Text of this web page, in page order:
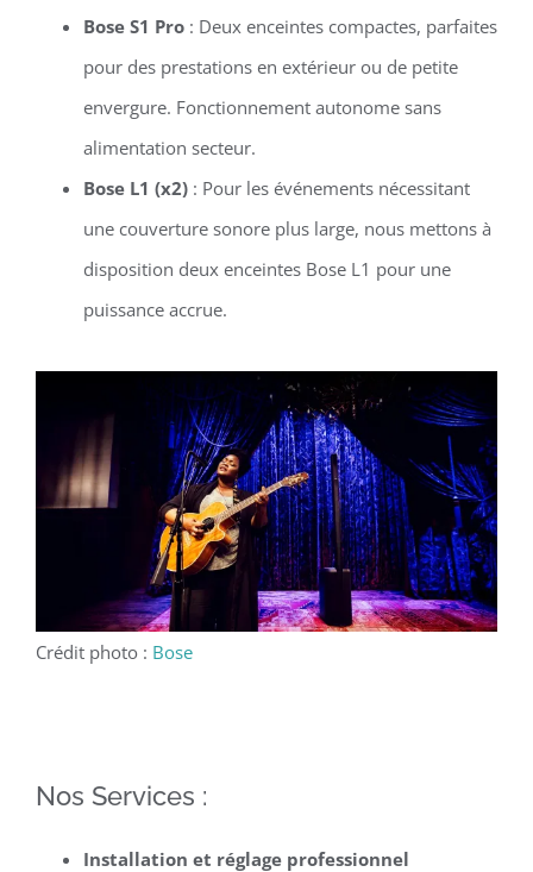
Bose S1 Pro: Deux enceintes compactes, parfaites
pour des prestations en extérieur ou de petite
envergure. Fonctionnement autonome sans
alimentation secteur.
Bose L1 (x2): Pour les événements nécessitant
une couverture sonore plus large, nous mettons à
disposition deux enceintes Bose L1 pour une
puissance accrue.
Crédit photo : Bose
Nos Services :
Installation et réglage professionnel